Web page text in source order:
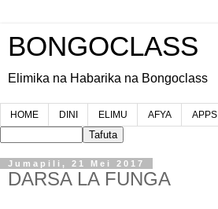
BONGOCLASS
Elimika na Habarika na Bongoclass
HOME DINI ELIMU AFYA APPS
Jumapili, 21 Mei 2017
DARSA LA FUNGA